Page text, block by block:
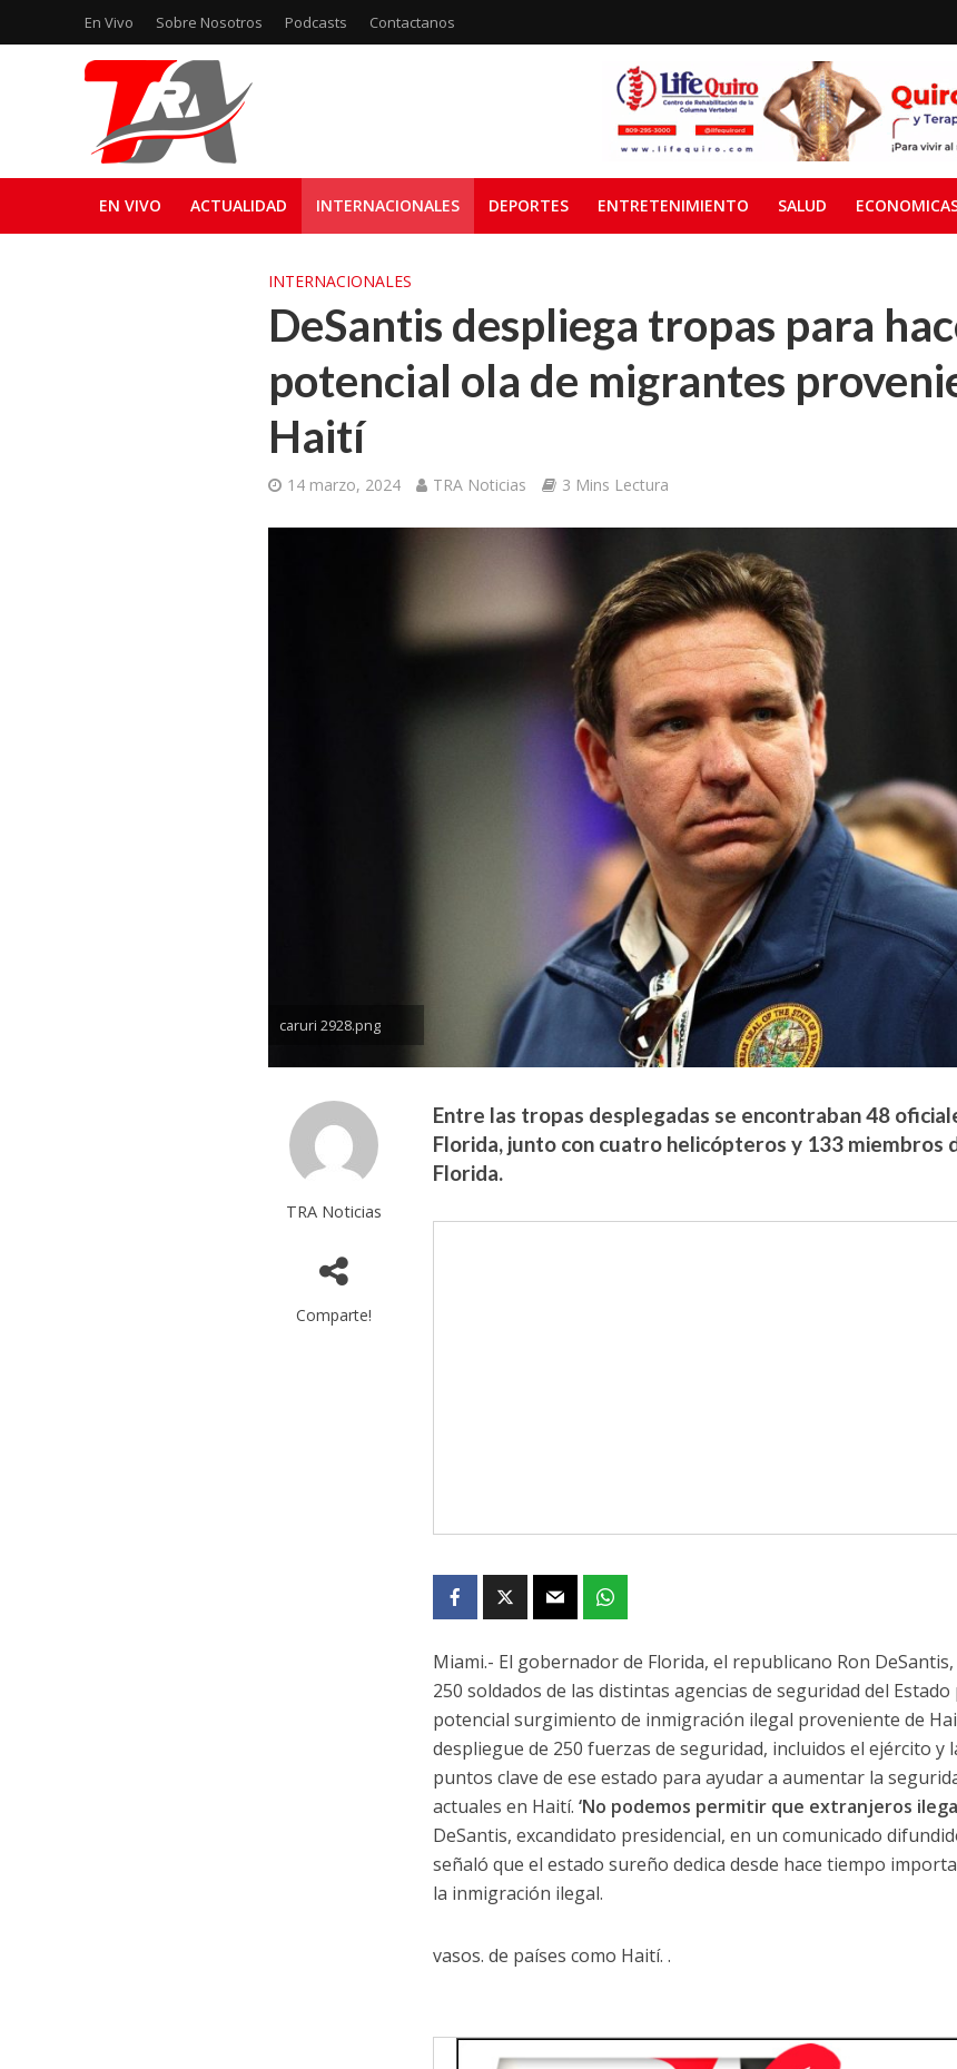
En Vivo Sobre Nosotros Podcasts Contactanos
EN VIVO ACTUALIDAD INTERNACIONALES DEPORTES ENTRETENIMIENTO SALUD
INTERNACIONALES
DeSantis despliega tropas para
potencial ola de migrantes
Haití
14 marzo, 2024 TRA Noticias 3 Mins Lectura
caruri 2928.png
TRA Noticias
Comparte!
Entre las tropas desplegadas se encontraban 48
Florida, junto con cuatro helicópteros y 133 miembros
Florida.
Miami.- El gobernador de Florida, el republicano Ron
250 soldados de las distintas agencias de seguridad del
potencial surgimiento de inmigración ilegal proveniente de
despliegue de 250 fuerzas de seguridad, incluidos el ejército y
puntos clave de ese estado para ayudar a aumentar la
actuales en Haití.‘No podemos permitir que extranjeros
DeSantis, excandidato presidencial, en un comunicado
señaló que el estado sureño dedica desde hace tiempo
la inmigración ilegal.
vasos. de países como Haití. .